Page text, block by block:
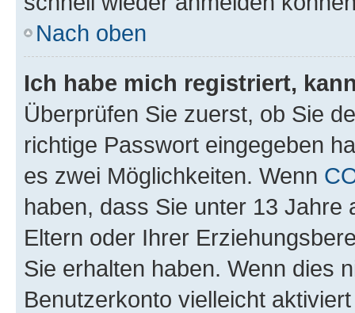
Nach oben
Ich habe mich registriert,
Überprüfen Sie zuerst, ob Sie
richtige Passwort eingegeben
es zwei Möglichkeiten. Wenn
haben, dass Sie unter 13 Jahre
Eltern oder Ihrer
Sie erhalten haben. Wenn dies
Benutzerkonto vielleicht